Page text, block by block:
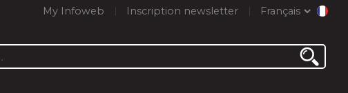
My Infoweb Inscription newsletter Français